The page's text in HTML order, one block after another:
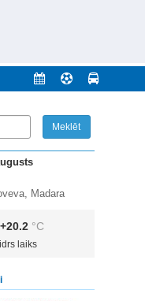
novadus un pilsētas.
Madara
+20.2 °C
laiks